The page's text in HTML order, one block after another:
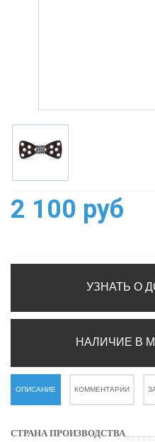
2 100 руб
УЗНАТЬ О
НАЛИЧИЕ В
ОПИСАНИЕ КОММЕНТАРИИ
СТРАНА ПРОИЗВОДСТВА